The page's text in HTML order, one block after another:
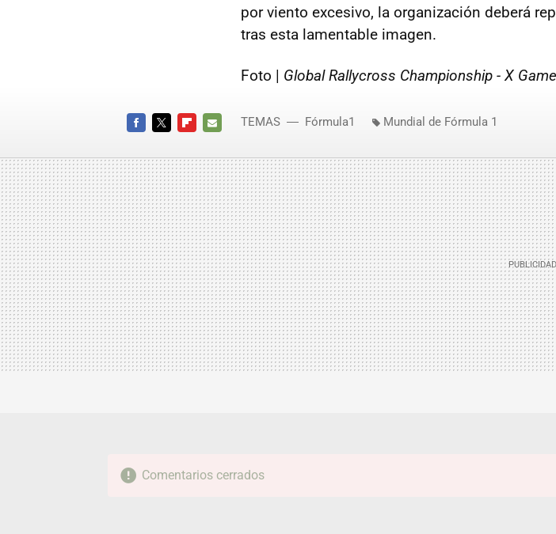
por viento excesivo, la organización deberá
tras esta lamentable imagen.
Foto | Global Rallycross Championship - X
MAIL
TEMAS Fórmula1 Mundial de Fórmula 1
Comentarios cerrados